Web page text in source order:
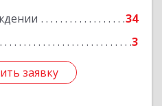
34
3
заявку
заявку